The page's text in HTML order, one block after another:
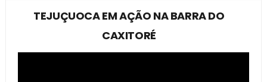
TEJUÇUOCA EM AÇÃO NA BARRA DO
CAXITORÉ